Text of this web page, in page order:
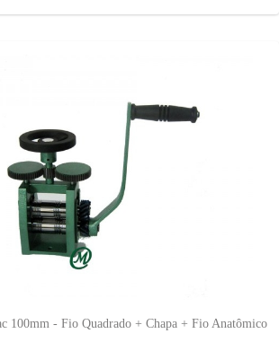
100mm - Fio Quadrado + Chapa + Fio Anatômico